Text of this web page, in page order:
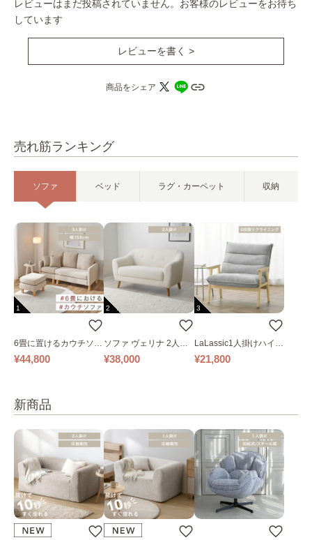
売れ筋ランキング
ソファ ベッド ラグ・カーペット 収納
1
6畳に置けるカウチソフ
ァ｜ベージュ
¥44,800
2
ソファ ヴェリナ 2人掛
け
¥38,000
3
LaLassic1人掛けハイバ
ックソファ ワイド
¥21,800
新商品
レビューはまだ投稿されていません。お客様のレビューをお待ち
しています
レビューを書く >
商品をシェア